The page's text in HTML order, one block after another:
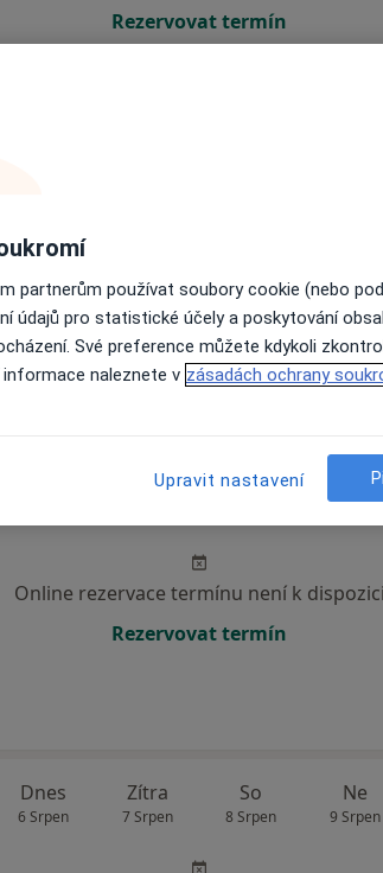
Rezervovat termín
Online rezervace termínu není k
Rezervovat termín
Zítra So
Online rezervace termínu není k dispozici
Rezervovat termín
Dnes
6 Srpen
Zítra
7 Srpen
So
8 Srpen
Ne
9 Srpen
partnerům používat soubory cookie (nebo
údajů pro statistické účely a poskytování
Své preference můžete kdykoli
naleznete v zásadách ochrany
Upravit nastavení